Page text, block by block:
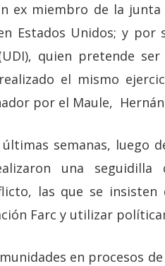
ex miembro de la
en Estados Unidos; y
quien pretende
el mismo
por el Maule,
semanas, luego
una
las que se
Farc y utilizar
en procesos